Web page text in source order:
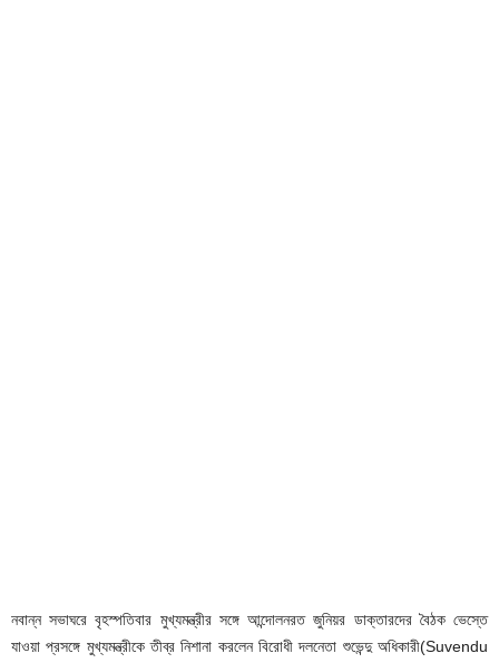
নবান্ন সভাঘরে বৃহস্পতিবার মুখ্যমন্ত্রীর সঙ্গে আন্দোলনরত জুনিয়র ডাক্তারদের বৈঠক ভেস্তে
যাওয়া প্রসঙ্গে মুখ্যমন্ত্রীকে তীব্র নিশানা করলেন বিরোধী দলনেতা শুভেন্দু অধিকারী(Suvendu